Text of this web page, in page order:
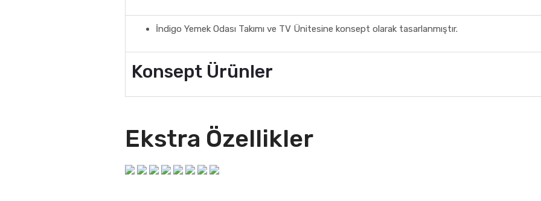
İndigo Yemek Odası Takımı ve TV Ünitesine konsept olarak tasarlanmıştır.
Konsept Ürünler
Ekstra Özellikler